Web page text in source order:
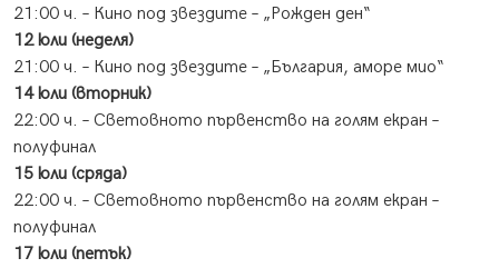
21:00 ч. – Кино под звездите – „Рожден ден“
12 юли (неделя)
21:00 ч. – Кино под звездите – „България, аморе мио“
14 юли (вторник)
22:00 ч. – Световното първенство на голям екран –
полуфинал
15 юли (сряда)
22:00 ч. – Световното първенство на голям екран –
полуфинал
17 юли (петък)